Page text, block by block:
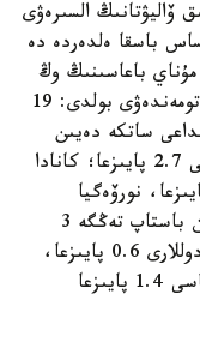
ۆاليۋتانىڭ السىرەۋى
باسقا ەلدەردە دە
باعاسىنىڭ وڭ
تۇزەتۋى بار مىناداي ۆاليۋتالاردىڭ كەيبىر تومەندەۋى بولدى: 19
ساتكە دەيىن
تەڭگە شامامەن 2,3 پايىزعا، رەسەي رۋبلى 2.7 پايىزعا؛ كانادا
0.5 پايىزعا؛ برازيليا رەالى 1.4 پايىزعا، نورۆەگيا
كروناسى 0.7 پايىزعا تومەندەدى. جۇمادان باستاپ تەڭگە 3
پايىزعا، رەسەي رۋبلى 4 پايىزعا، كانادا دوللارى 0.6 پايىزعا،
برازيليا رەالى 1.1 پايىزعا، نورۆەگيا كروناسى 1.4 پايىزعا